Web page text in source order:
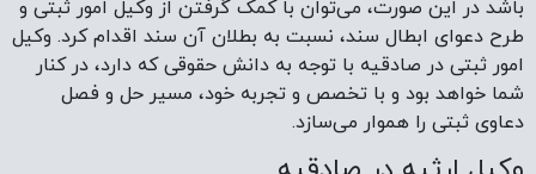
کمک بخواهید. جهت مشاوره با بهترین وکیل ارثیه در صادقیه از
طریق شماره 09222922909 با مستر داد تماس بگیرید. اطمینان از
رعایت حقوق همه وراث در تقسیم ارث باید وکیل ارثیه در
صادقیه بر امور نظارت داشته باشد.
برای استفاده از خدمات مشاوره وکیل ارثیه در صادقیه از طریق